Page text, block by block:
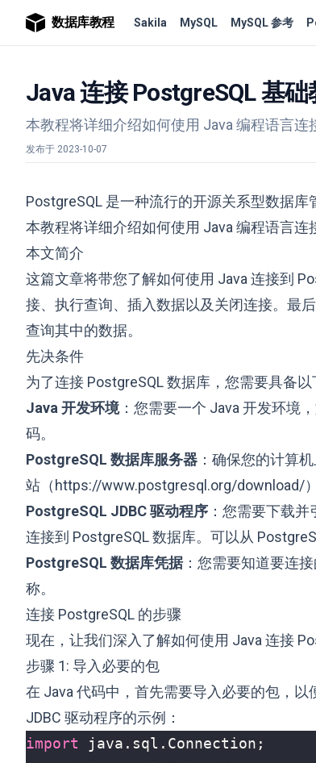
数据库教程 Sakila MySQL MySQL 参考
Java 连接 PostgreSQL 基础
本教程将详细介绍如何使用 Java 编程语言连
发布于 2023-10-07
PostgreSQL 是一种流行的开源关系型数据
本教程将详细介绍如何使用 Java 编程语言连
本文简介
这篇文章将带您了解如何使用 Java 连接到
接、执行查询、插入数据以及关闭连接。最
查询其中的数据。
先决条件
为了连接 PostgreSQL 数据库，您需要具备以
Java 开发环境：您需要一个 Java 开发环境
码。
PostgreSQL 数据库服务器 ：确保您的计算
站（ https://www.postgresql.org/download/
PostgreSQL JDBC 驱动程序 ：您需要下载
连接到 PostgreSQL 数据库。可以从
PostgreSQL 数据库凭据：您需要知道要连
称。
连接 PostgreSQL 的步骤
现在，让我们深入了解如何使用 Java 连接
步骤 1: 导入必要的包
在 Java 代码中，首先需要导入必要的包，
JDBC 驱动程序的示例：
import
java.sql.Connection ;